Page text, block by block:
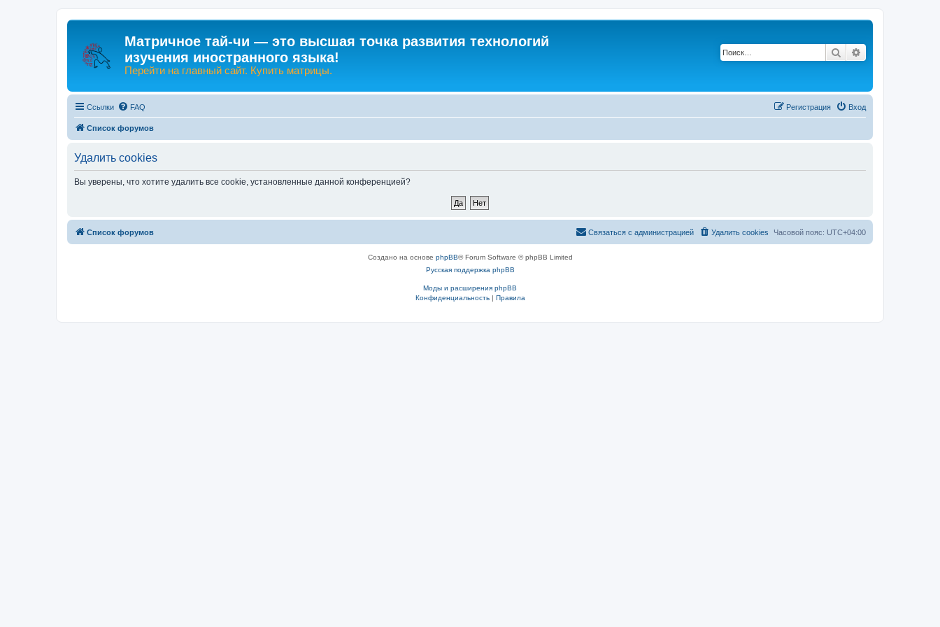
Матричное тай-чи — это высшая точка развития технологий
изучения иностранного языка!
Перейти на главный сайт. Купить матрицы.
Поиск
Ссылки FAQ Вход
Регистрация
Список форумов
Удалить cookies
Вы уверены, что хотите удалить все cookie, установленные данной конференцией?
Список форумов Часовой пояс: UTC+04:00
Удалить cookies
Связаться с администрацией
Создано на основе phpBB® Forum Software © phpBB Limited
Русская поддержка phpBB
Моды и расширения phpBB
Конфиденциальность| Правила